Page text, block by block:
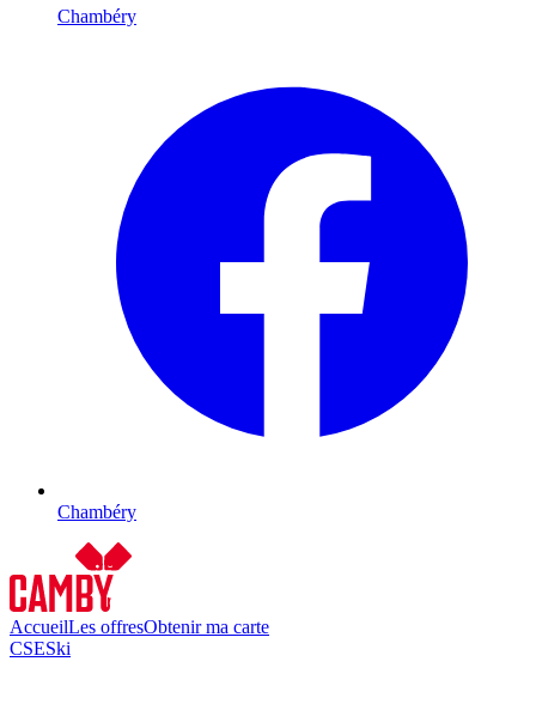
Chambéry
Chambéry
AccueilLes offresObtenir ma carte
CSESki